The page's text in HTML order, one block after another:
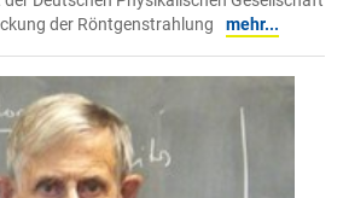
der Röntgenstrahlung
mehr...